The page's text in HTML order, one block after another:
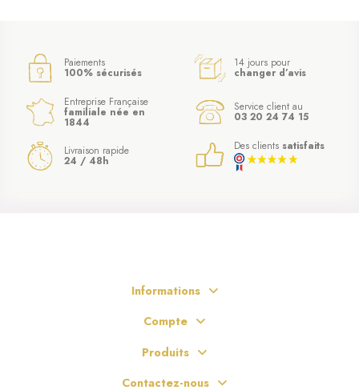
Paiements
100% sécurisés
14 jours pour
changer d’avis
Entreprise Française
familiale née en
1844
Service client au
03 20 24 74 15
Livraison rapide
24 / 48h
Des clients satisfaits
Informations
Compte
Produits
Contactez-nous